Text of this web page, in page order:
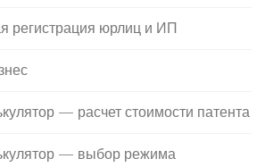
регистрация юрлиц и ИП
— расчет стоимости патента
— выбор режима